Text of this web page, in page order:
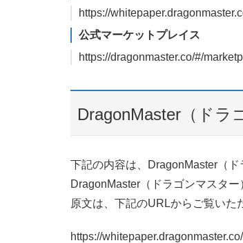
https://
公式マーケットプレイス
https://dragonmaster.co/#/
DragonMaster（ドラ
下記の内容は、DragonMaster（
DragonMaster（ドラゴンマスタ
原文は、下記のURLからご覧いた
https://whitepaper.dragonmaster.co/